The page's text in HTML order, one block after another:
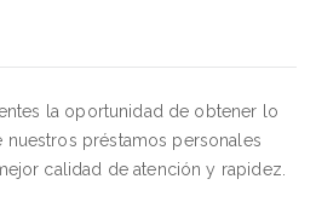
la oportunidad de obtener lo
préstamos personales
calidad de atención y rapidez.